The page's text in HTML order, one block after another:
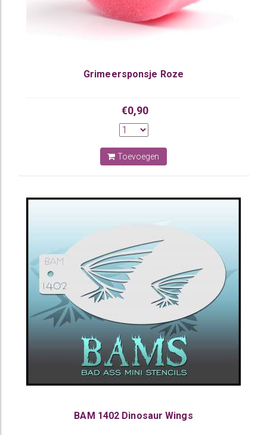
Grimeersponsje Roze
€0,90
Toevoegen
BAM 1402 Dinosaur Wings